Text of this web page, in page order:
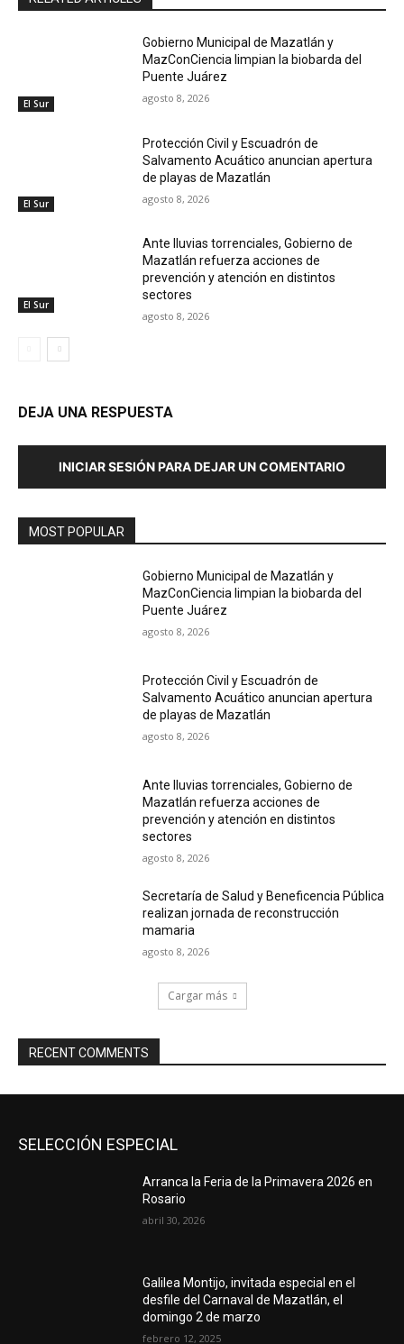
El Sur
Gobierno Municipal de Mazatlán y
MazConCiencia limpian la biobarda del
Puente Juárez
agosto 8, 2026
El Sur
Protección Civil y Escuadrón de
Salvamento Acuático anuncian apertura
de playas de Mazatlán
agosto 8, 2026
El Sur
Ante lluvias torrenciales, Gobierno de
Mazatlán refuerza acciones de
prevención y atención en distintos
sectores
agosto 8, 2026
DEJA UNA RESPUESTA
INICIAR SESIÓN PARA DEJAR UN COMENTARIO
MOST POPULAR
Gobierno Municipal de Mazatlán y
MazConCiencia limpian la biobarda del
Puente Juárez
agosto 8, 2026
Protección Civil y Escuadrón de
Salvamento Acuático anuncian apertura
de playas de Mazatlán
agosto 8, 2026
Ante lluvias torrenciales, Gobierno de
Mazatlán refuerza acciones de
prevención y atención en distintos
sectores
agosto 8, 2026
Secretaría de Salud y Beneficencia Pública
realizan jornada de reconstrucción
mamaria
agosto 8, 2026
Cargar más
RECENT COMMENTS
SELECCIÓN ESPECIAL
Arranca la Feria de la Primavera 2026 en
Rosario
abril 30, 2026
Galilea Montijo, invitada especial en el
desfile del Carnaval de Mazatlán, el
domingo 2 de marzo
febrero 12, 2025